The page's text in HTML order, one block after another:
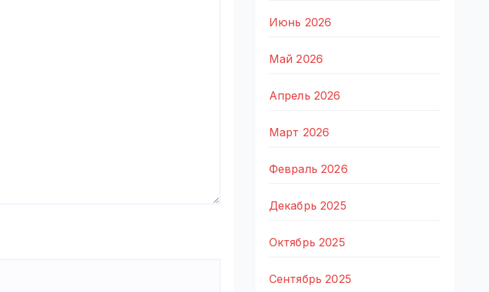
Июнь 2026
Май 2026
Апрель 2026
Март 2026
Февраль 2026
Декабрь 2025
Октябрь 2025
Сентябрь 2025